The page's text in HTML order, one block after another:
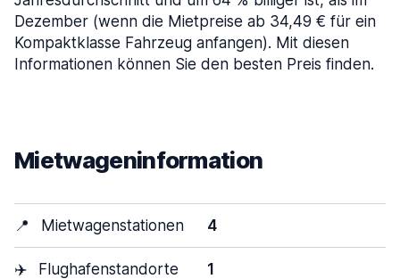
Dezember (wenn die Mietpreise ab 34,49 € für ein
Kompaktklasse Fahrzeug anfangen). Mit diesen
Informationen können Sie den besten Preis finden.
Mietwageninformation
📍 Mietwagenstationen 4
✈️ Flughafenstandorte 1